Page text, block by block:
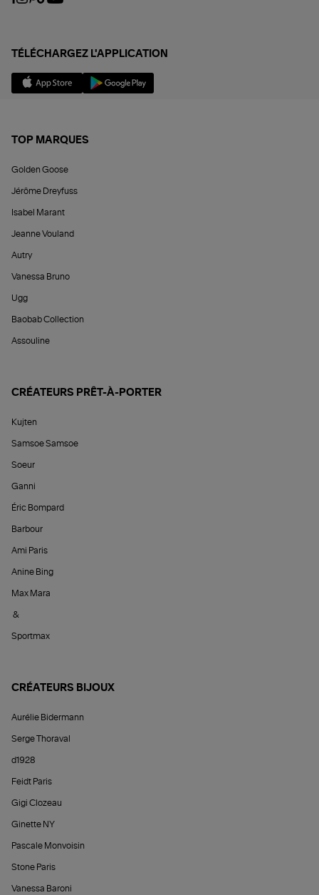
TÉLÉCHARGEZ L'APPLICATION
TOP MARQUES
Golden Goose
Jérôme Dreyfuss
Isabel Marant
Jeanne Vouland
Autry
Vanessa Bruno
Ugg
Baobab Collection
Assouline
CRÉATEURS PRÊT-À-PORTER
Kujten
Samsoe Samsoe
Soeur
Ganni
Éric Bompard
Barbour
Ami Paris
Anine Bing
Max Mara
&
Sportmax
CRÉATEURS BIJOUX
Aurélie Bidermann
Serge Thoraval
d1928
Feidt Paris
Gigi Clozeau
Ginette NY
Pascale Monvoisin
Stone Paris
Vanessa Baroni